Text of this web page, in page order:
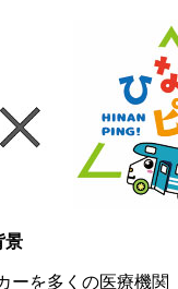
景
ーを多くの医療機関